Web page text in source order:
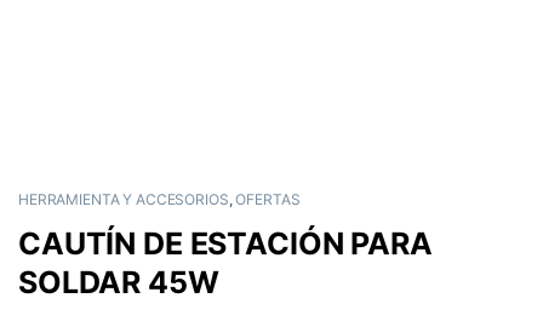
HERRAMIENTA Y ACCESORIOS,OFERTAS
CAUTÍN DE ESTACIÓN PARA
SOLDAR 45W